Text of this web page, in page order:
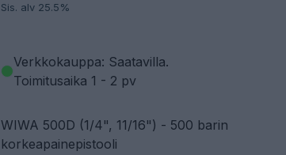
Sis. alv 25.5%
Verkkokauppa: Saatavilla.
Toimitusaika 1 - 2 pv
WIWA 500D (1/4", 11/16") - 500 barin
korkeapainepistooli